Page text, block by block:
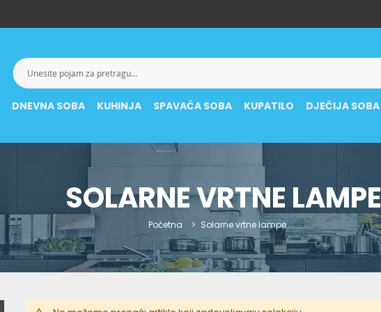
DNEVNA SOBA KUHINJA SPAVAĆA SOBA KUPATILO DJEČIJA SOBA
SOLARNE VRTNE LAMPE
Početna Solarne vrtne lampe